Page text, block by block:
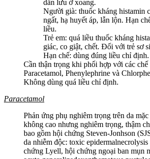
dẫn lưu ở xoang.
Người già: thuốc kháng histamin
ngất, hạ huyết áp, lẫn lộn. Hạn
liều.
Trẻ em: quá liều thuốc kháng
giác, co giật, chết. Đối với trẻ sơ
Hạn chế: dùng đúng liều chỉ định.
Cần thận trọng khi phối hợp với các
Paracetamol, Phenylephrine và
Không dùng quá liều chỉ định.
Paracetamol
Phản ứng phụ nghiêm trọng trên da
không cao nhưng nghiêm trọng, thậm
bao gồm hội chứng Steven-Jonhson
da nhiễm độc: toxic
chứng Lyell, hội chứng ngoại ban mụn